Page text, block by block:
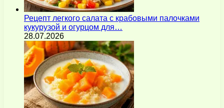
Рецепт легкого салата с крабовыми палочками
кукурузой и огурцом для…
28.07.2026